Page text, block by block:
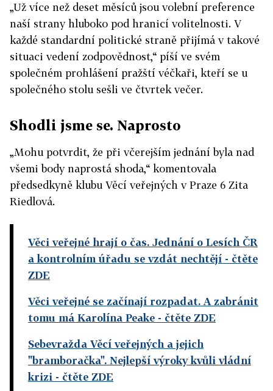
„Už více než deset měsíců jsou volební preference
naší strany hluboko pod hranicí volitelnosti. V
každé standardní politické straně přijímá v takové
situaci vedení zodpovědnost,“ píší ve svém
společném prohlášení pražští véčkaři, kteří se u
společného stolu sešli ve čtvrtek večer.
Shodli jsme se. Naprosto
„Mohu potvrdit, že při včerejším jednání byla nad
všemi body naprostá shoda,“ komentovala
předsedkyně klubu Věcí veřejných v Praze 6 Zita
Riedlová.
Věci veřejné hrají o čas. Jednání o Lesích ČR
a kontrolním úřadu se vzdát nechtějí - čtěte
ZDE
Věci veřejné se začínají rozpadat. A zabránit
tomu má Karolína Peake - čtěte ZDE
Sebevražda Věcí veřejných a jejich
"bramboračka". Nejlepší výroky kvůli vládní
krizi - čtěte ZDE